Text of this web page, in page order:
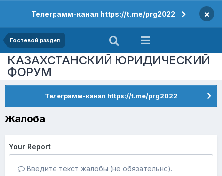
Телеграмм-канал https://t.me/prg2022 ×
Гостевой раздел
КАЗАХСТАНСКИЙ ЮРИДИЧЕСКИЙ
ФОРУМ
Телеграмм-канал https://t.me/prg2022
Жалоба
Your Report
Введите текст жалобы (не обязательно).